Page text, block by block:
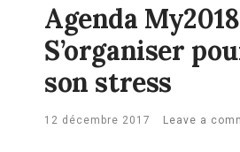
Agenda
S’organiser
son stress
12 décembre 2017 Leave a